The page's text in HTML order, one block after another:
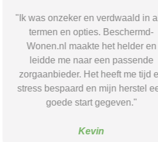
"Ik was onzeker en verdwaald in
termen en opties. Beschermd-
Wonen.nl maakte het helder en
leidde me naar een passende
zorgaanbieder. Het heeft me tijd
stress bespaard en mijn herstel
goede start gegeven."
Kevin